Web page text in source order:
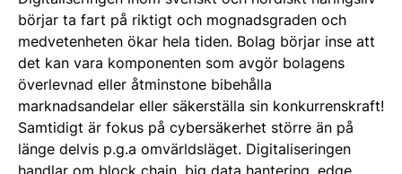
börjar ta fart på riktigt och mognadsgraden och
medvetenheten ökar hela tiden. Bolag börjar inse att
det kan vara komponenten som avgör bolagens
överlevnad eller åtminstone bibehålla
marknadsandelar eller säkerställa sin konkurrenskraft!
Samtidigt är fokus på cybersäkerhet större än på
länge delvis p.g.a omvärldsläget. Digitaliseringen
handlar om block chain, big data hantering, edge